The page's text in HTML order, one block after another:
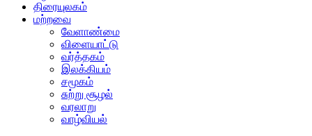
திரையுலகம்
மற்றவை
வேளாண்மை
விளையாட்டு
வர்த்தகம்
இலக்கியம்
சமூகம்
சுற்று சூழல்
வரலாறு
வாழ்வியல்